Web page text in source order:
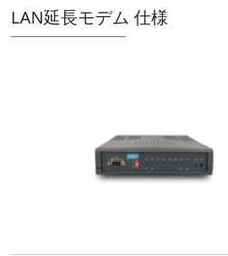
LAN延長モデム 仕様